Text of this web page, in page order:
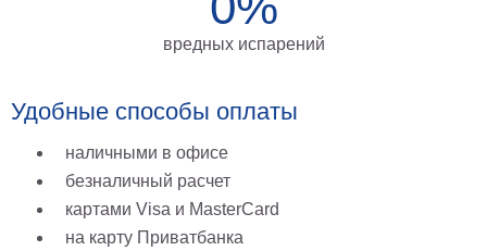
вредных испарений
Удобные способы оплаты
наличными в офисе
безналичный расчет
картами Visa и MasterCard
на карту Приватбанка